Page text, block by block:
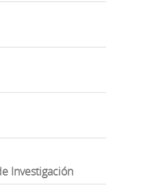
Investigación